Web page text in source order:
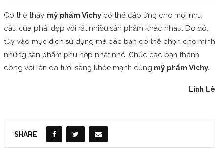
Có thể thấy, mỹ phẩm Vichy có thể đáp ứng cho mọi nhu
cầu của phái đẹp với rất nhiều sản phẩm khác nhau. Do đó,
tùy vào mục đích sử dụng mà các bạn có thể chọn cho mình
những sản phẩm phù hợp nhất nhé. Chúc các bạn thành
công với làn da tươi sáng khỏe mạnh cùng mỹ phẩm Vichy.
Linh Lê
SHARE